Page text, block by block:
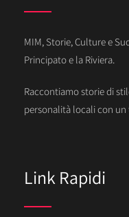
MIM, Storie, Culture e
Principato e la Riviera.
Raccontiamo storie di
personalità locali con
Link Rapidi